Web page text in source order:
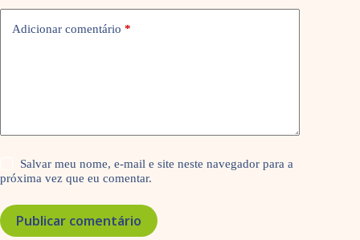
Adicionar comentário *
Salvar meu nome, e-mail e site neste navegador para a
próxima vez que eu comentar.
Publicar comentário